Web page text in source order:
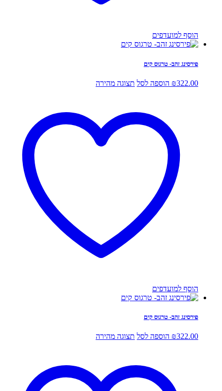
הוסף למועדפים
פירסינג זהב- טרגוס קים
₪322.00 הוספה לסל תצוגה מהירה
הוסף למועדפים
פירסינג זהב- טרגוס קים
₪322.00 הוספה לסל תצוגה מהירה